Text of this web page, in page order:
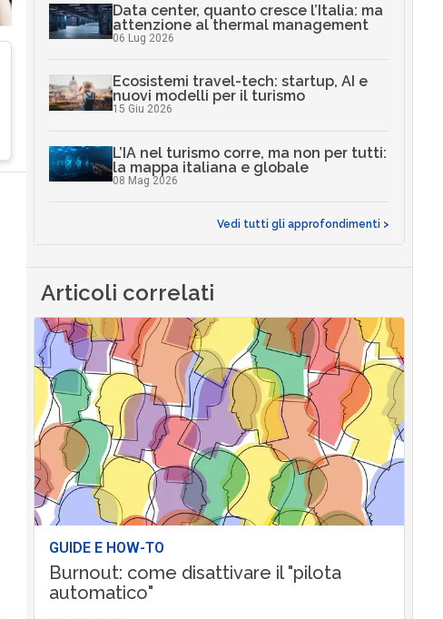
Data center, quanto cresce l’Italia: ma
attenzione al thermal management
06 Lug 2026
Ecosistemi travel-tech: startup, AI e
nuovi modelli per il turismo
15 Giu 2026
L’IA nel turismo corre, ma non per tutti:
la mappa italiana e globale
08 Mag 2026
Vedi tutti gli approfondimenti >
Articoli correlati
GUIDE E HOW-TO
Burnout: come disattivare il "pilota
automatico"